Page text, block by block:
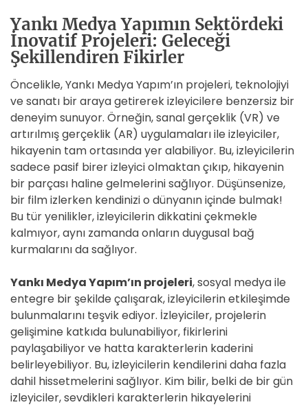
Yankı Medya Yapımın Sektördeki
İnovatif Projeleri: Geleceği
Şekillendiren Fikirler
Öncelikle, Yankı Medya Yapım’ın projeleri, teknolojiyi
ve sanatı bir araya getirerek izleyicilere benzersiz bir
deneyim sunuyor. Örneğin, sanal gerçeklik (VR) ve
artırılmış gerçeklik (AR) uygulamaları ile izleyiciler,
hikayenin tam ortasında yer alabiliyor. Bu, izleyicilerin
sadece pasif birer izleyici olmaktan çıkıp, hikayenin
bir parçası haline gelmelerini sağlıyor. Düşünsenize,
bir film izlerken kendinizi o dünyanın içinde bulmak!
Bu tür yenilikler, izleyicilerin dikkatini çekmekle
kalmıyor, aynı zamanda onların duygusal bağ
kurmalarını da sağlıyor.
Yankı Medya Yapım’ın projeleri, sosyal medya ile
entegre bir şekilde çalışarak, izleyicilerin etkileşimde
bulunmalarını teşvik ediyor. İzleyiciler, projelerin
gelişimine katkıda bulunabiliyor, fikirlerini
paylaşabiliyor ve hatta karakterlerin kaderini
belirleyebiliyor. Bu, izleyicilerin kendilerini daha fazla
dahil hissetmelerini sağlıyor. Kim bilir, belki de bir gün
izleyiciler, sevdikleri karakterlerin hikayelerini